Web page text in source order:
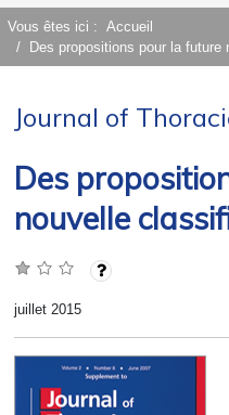
Vous êtes ici : Accueil
Des propositions pour la
Journal of
Des
nouvelle
juillet 2015